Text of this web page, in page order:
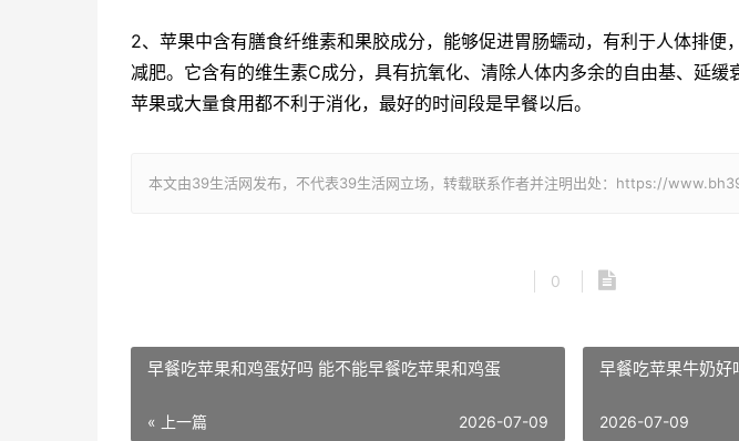
2、苹果中含有膳食纤维素和果胶成分，能够促进胃肠蠕动，有利于人体排便
减肥。它含有的维生素C成分，具有抗氧化、清除人体内多余的自由基、延
苹果或大量食用都不利于消化，最好的时间段是早餐以后。
本文由39生活网发布，不代表39生活网立场，转载联系作者并注明出处：https://
0
早餐吃苹果和鸡蛋好吗 能不能早餐吃苹果和鸡蛋
« 上一篇 2026-07-09
早餐吃苹果牛奶好
2026-07-09